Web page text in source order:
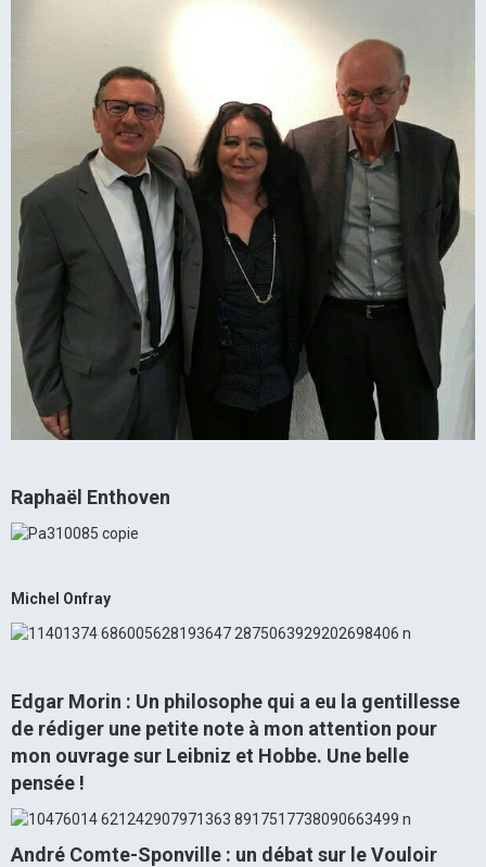
Raphaël Enthoven
Michel Onfray
Edgar Morin : Un philosophe qui a eu la gentillesse
de rédiger une petite note à mon attention pour
mon ouvrage sur Leibniz et Hobbe. Une belle
pensée !
André Comte-Sponville : un débat sur le Vouloir